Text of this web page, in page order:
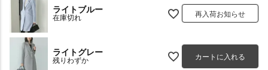
ライトブルー
在庫切れ 再入荷お知らせ
ライトグレー
残りわずか カートに入れる